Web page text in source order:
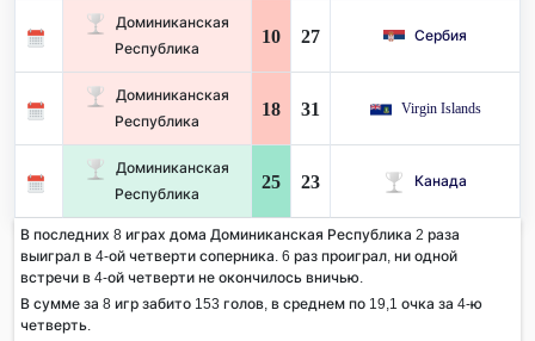
Доминиканская
Республика
10 27 Сербия
Доминиканская
Республика
18 31 Virgin Islands
Доминиканская
Республика
25 23 Канада
В последних 8 играх дома Доминиканская Республика 2 раза
выиграл в 4-ой четверти соперника. 6 раз проиграл, ни одной
встречи в 4-ой четверти не окончилось вничью.
В сумме за 8 игр забито 153 голов, в среднем по 19,1 очка за 4-ю
четверть.